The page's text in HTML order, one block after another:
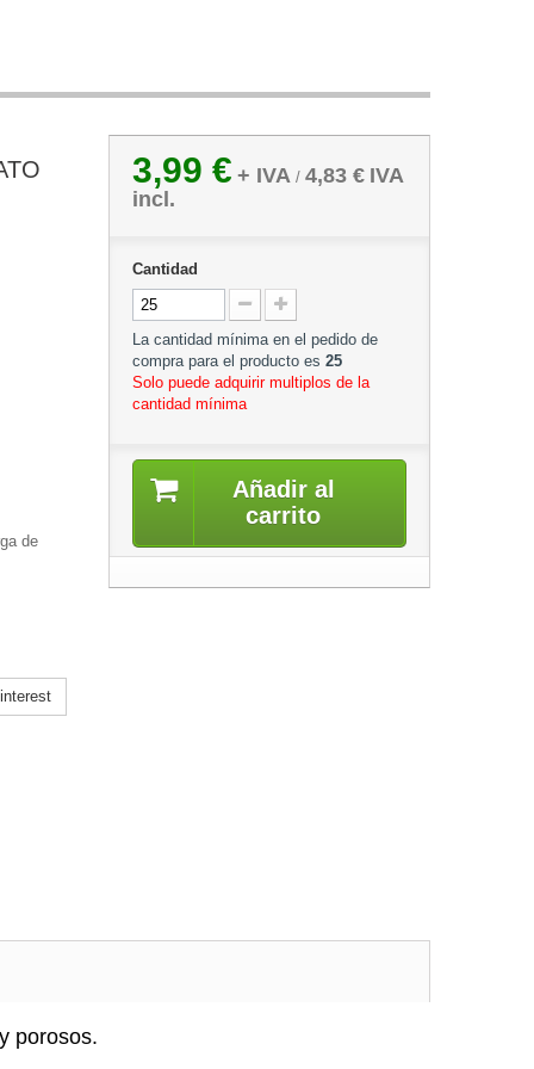
de
3,99 € + IVA / 4,83 € IVA
incl.
Cantidad
La cantidad mínima en el pedido de
compra para el producto es 25
Solo puede adquirir multiplos de la
cantidad mínima
Añadir al
carrito
porosos.